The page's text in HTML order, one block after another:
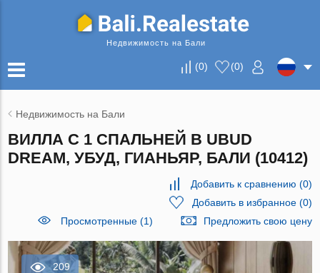
Недвижимость на Бали
(0) (0)
Недвижимость на Бали
ВИЛЛА С 1 СПАЛЬНЕЙ В UBUD
DREAM, УБУД, ГИАНЬЯР, БАЛИ (10412)
Добавить к сравнению (0)
Добавить в избранное(0)
Просмотренные (1)
Предложить свою цену
209